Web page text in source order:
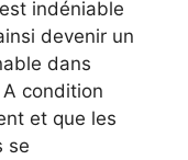
indéniable
devenir un
dans
condition
et que les
se